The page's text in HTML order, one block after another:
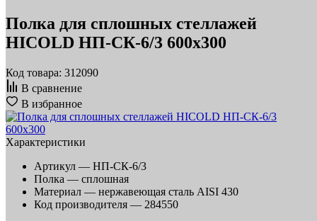
Полка для сплошных стеллажей
HICOLD НП-СК-6/3 600х300
Код товара: 312090
В сравнение
В избранное
Характеристики
Артикул — НП-СК-6/3
Полка — сплошная
Материал — нержавеющая сталь AISI 430
Код производителя — 284550